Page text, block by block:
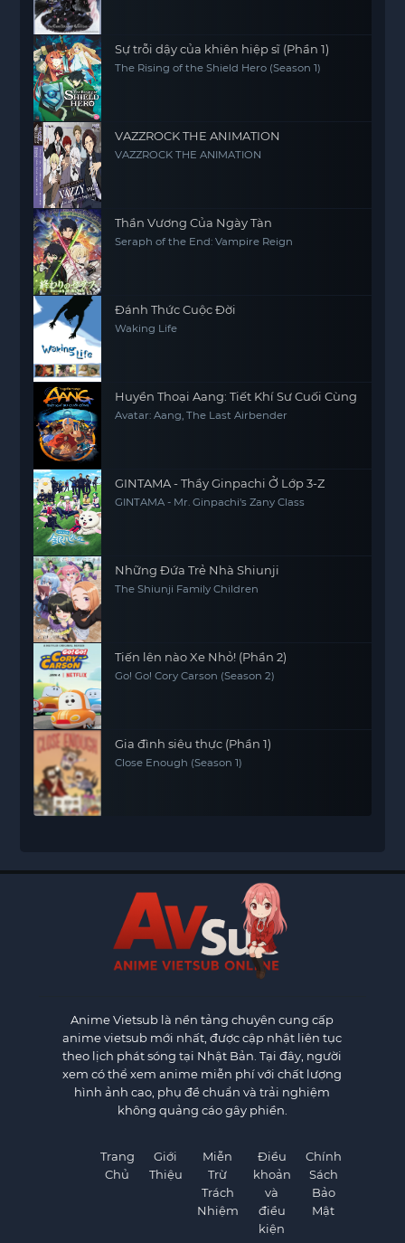
Sự trỗi dậy của khiên hiệp sĩ (Phần 1)
The Rising of the Shield Hero (Season 1)
VAZZROCK THE ANIMATION
VAZZROCK THE ANIMATION
Thần Vương Của Ngày Tàn
Seraph of the End: Vampire Reign
Đánh Thức Cuộc Đời
Waking Life
Huyền Thoại Aang: Tiết Khí Sư Cuối Cùng
Avatar: Aang, The Last Airbender
GINTAMA - Thầy Ginpachi Ở Lớp 3-Z
GINTAMA - Mr. Ginpachi's Zany Class
Những Đứa Trẻ Nhà Shiunji
The Shiunji Family Children
Tiến lên nào Xe Nhỏ! (Phần 2)
Go! Go! Cory Carson (Season 2)
Gia đình siêu thực (Phần 1)
Close Enough (Season 1)
Anime Vietsub là nền tảng chuyên cung cấp
anime vietsub mới nhất, được cập nhật liên tục
theo lịch phát sóng tại Nhật Bản. Tại đây, người
xem có thể xem anime miễn phí với chất lượng
hình ảnh cao, phụ đề chuẩn và trải nghiệm
không quảng cáo gây phiền.
Trang
Chủ
Giới
Thiệu
Miễn
Trừ
Trách
Nhiệm
Điều
khoản
và
điều
kiện
Chính
Sách
Bảo
Mật